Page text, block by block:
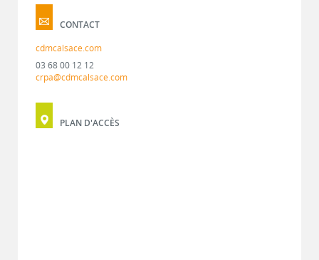
CONTACT
cdmcalsace.com
03 68 00 12 12
crpa@cdmcalsace.com
PLAN D'ACCÈS